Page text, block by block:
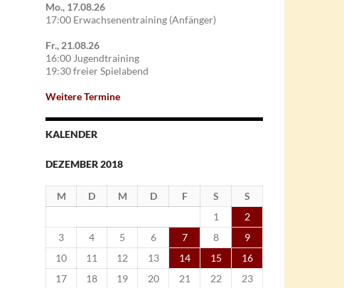
Mo., 17.08.26
17:00 Erwachsenentraining (Anfänger)
Fr., 21.08.26
16:00 Jugendtraining
19:30 freier Spielabend
Weitere Termine
KALENDER
DEZEMBER 2018
M D M D F S
S
1
2
3
4 5 6 7 8
9
10
11 12 13 14 15
16
17
18 19 20 21 22
23